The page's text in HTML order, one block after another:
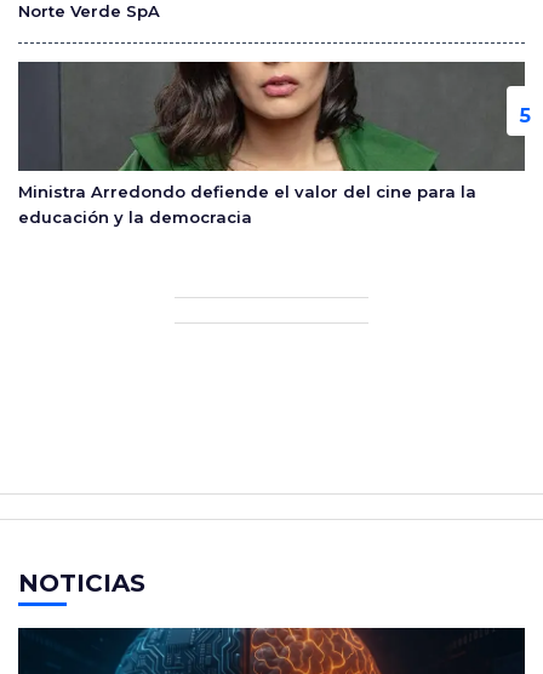
Norte Verde SpA
Ministra Arredondo defiende el valor del cine para la
educación y la democracia
NOTICIAS